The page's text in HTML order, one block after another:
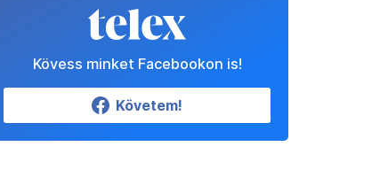
Kövess minket Facebookon is!
Követem!